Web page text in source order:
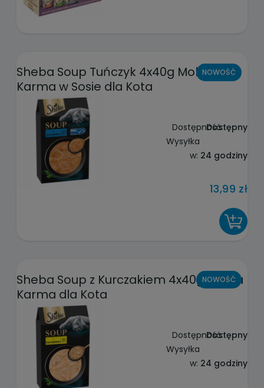
Sheba Soup Tuńczyk 4x40g Mokra
Karma w Sosie dla Kota
Dostępność:Dostępny
Wysyłka
w: 24 godziny
13,99 zł
NOWOŚĆ
Sheba Soup z Kurczakiem 4x40g Mokra
Karma dla Kota
Dostępność:Dostępny
Wysyłka
w: 24 godziny
NOWOŚĆ